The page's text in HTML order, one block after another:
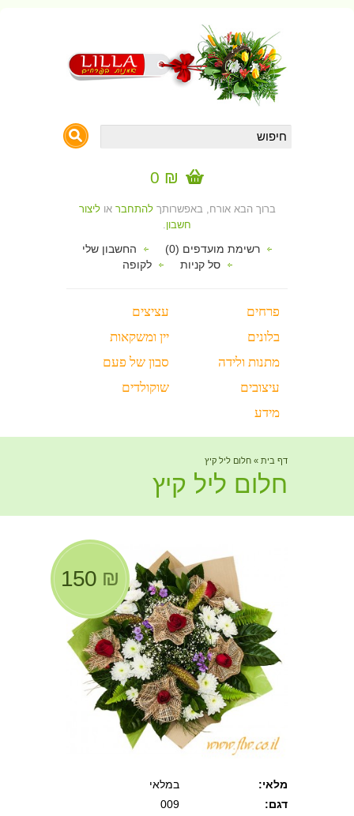
₪ 0
ברוך הבא אורח, באפשרותךלהתחבר אוליצור
חשבון.
רשימת מועדפים (0)
החשבון שלי
סל קניות
לקופה
פרחים
עציצים
בלונים
יין ומשקאות
מתנות ולידה
סבון של פעם
עיצובים
שוקולדים
מידע
דף בית » חלום ליל קיץ
חלום ליל קיץ
₪
מלאי:
במלאי
דגם:
009